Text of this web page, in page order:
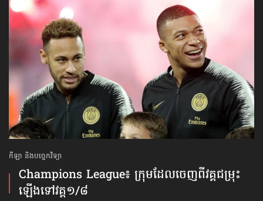
កីឡា និងបច្ចេកវិទ្យា
Champions League៖ ក្រុម​ដែល​ចេញ​ពី​វគ្គ​ជម្រុះ
ឡើង​ទៅ​វគ្គ១/៨